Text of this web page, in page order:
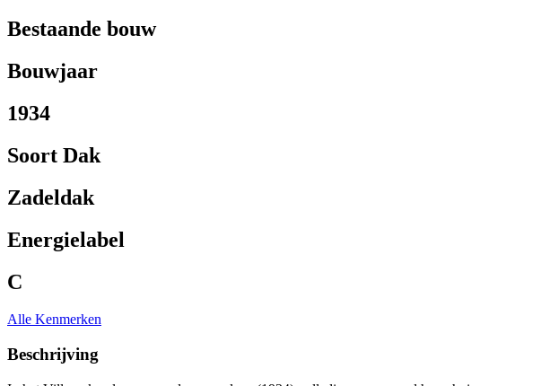
Bestaande bouw
Bouwjaar
1934
Soort Dak
Zadeldak
Energielabel
C
Alle Kenmerken
Beschrijving